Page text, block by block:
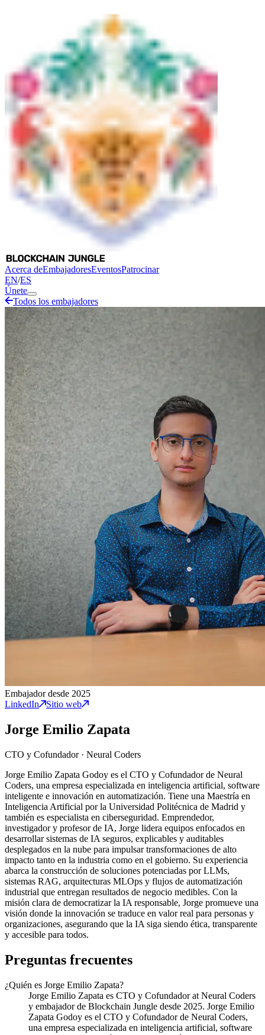
Acerca deEmbajadoresEventosPatrocinar
EN/ES
Únete
Todos los embajadores
Embajador desde 2025
LinkedIn
Sitio web
Jorge Emilio Zapata
CTO y Cofundador· Neural Coders
Jorge Emilio Zapata Godoy es el CTO y Cofundador de Neural
Coders, una empresa especializada en inteligencia artificial, software
inteligente e innovación en automatización. Tiene una Maestría en
Inteligencia Artificial por la Universidad Politécnica de Madrid y
también es especialista en ciberseguridad. Emprendedor,
investigador y profesor de IA, Jorge lidera equipos enfocados en
desarrollar sistemas de IA seguros, explicables y auditables
desplegados en la nube para impulsar transformaciones de alto
impacto tanto en la industria como en el gobierno. Su experiencia
abarca la construcción de soluciones potenciadas por LLMs,
sistemas RAG, arquitecturas MLOps y flujos de automatización
industrial que entregan resultados de negocio medibles. Con la
misión clara de democratizar la IA responsable, Jorge promueve una
visión donde la innovación se traduce en valor real para personas y
organizaciones, asegurando que la IA siga siendo ética, transparente
y accesible para todos.
Preguntas frecuentes
¿Quién es Jorge Emilio Zapata?
Jorge Emilio Zapata es CTO y Cofundador at Neural Coders
y embajador de Blockchain Jungle desde 2025. Jorge Emilio
Zapata Godoy es el CTO y Cofundador de Neural Coders,
una empresa especializada en inteligencia artificial, software